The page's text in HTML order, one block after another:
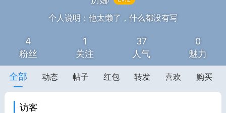
赚题库券 充值
赚金币和题库券
加入上海学习交流群，资料免费领
中考资料 上海高考
个人说明：他太懒了，什么都没有写
4
粉丝
1
关注
37
人气
0
魅力
全部 动态 帖子 红包 转发 喜欢 购买
访客